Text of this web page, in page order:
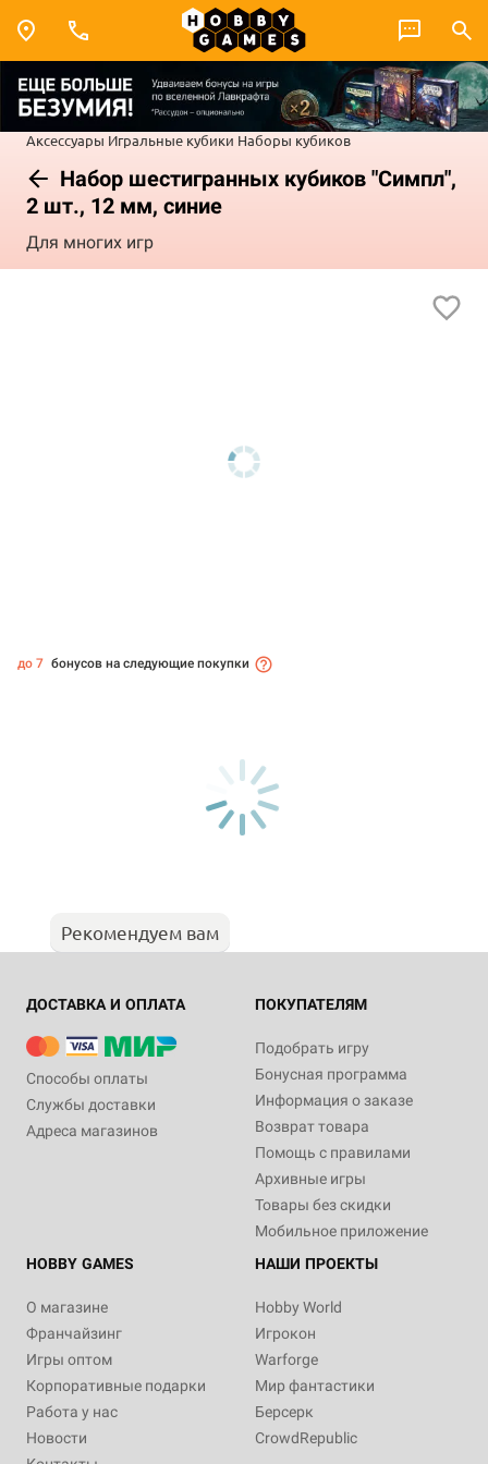
Аксессуары Игральные кубики Наборы кубиков
Набор шестигранных кубиков "Симпл",
2 шт., 12 мм, синие
Для многих игр
до 7 бонусов на следующие покупки
Рекомендуем вам
ДОСТАВКА И ОПЛАТА
Способы оплаты
Службы доставки
Адреса магазинов
ПОКУПАТЕЛЯМ
Подобрать игру
Бонусная программа
Информация о заказе
Возврат товара
Помощь с правилами
Архивные игры
Товары без скидки
Мобильное приложение
HOBBY GAMES
О магазине
Франчайзинг
Игры оптом
Корпоративные подарки
Работа у нас
Новости
НАШИ ПРОЕКТЫ
Hobby World
Игрокон
Warforge
Мир фантастики
Берсерк
CrowdRepublic